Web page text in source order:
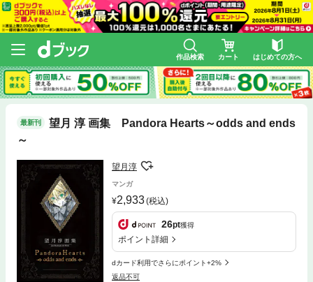
作品検索 カート はじめての方へ
最新刊
望月 淳 画集 Pandora Hearts～odds and ends
～
望月淳
マンガ
2,933(税込)
26pt獲得
ポイント詳細
dカード利用でさらにポイント+2%
返品不可